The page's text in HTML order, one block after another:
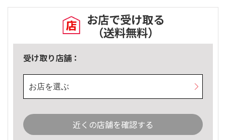
お店で受け取る
（送料無料）
受け取り店舗：
お店を選ぶ
近くの店舗を確認する